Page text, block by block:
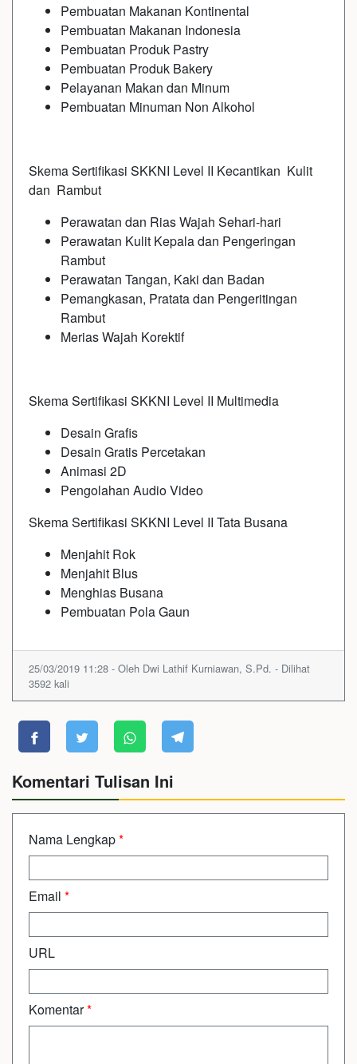
Pembuatan Makanan Kontinental
Pembuatan Makanan Indonesia
Pembuatan Produk Pastry
Pembuatan Produk Bakery
Pelayanan Makan dan Minum
Pembuatan Minuman Non Alkohol
Skema Sertifikasi SKKNI Level II Kecantikan Kulit
dan Rambut
Perawatan dan Rias Wajah Sehari-hari
Perawatan Kulit Kepala dan Pengeringan
Rambut
Perawatan Tangan, Kaki dan Badan
Pemangkasan, Pratata dan Pengeritingan
Rambut
Merias Wajah Korektif
Skema Sertifikasi SKKNI Level II Multimedia
Desain Grafis
Desain Gratis Percetakan
Animasi 2D
Pengolahan Audio Video
Skema Sertifikasi SKKNI Level II Tata Busana
Menjahit Rok
Menjahit Blus
Menghias Busana
Pembuatan Pola Gaun
25/03/2019 11:28 - Oleh Dwi Lathif Kurniawan, S.Pd. - Dilihat
3592 kali
Komentari Tulisan Ini
Nama Lengkap*
Email *
URL
Komentar*